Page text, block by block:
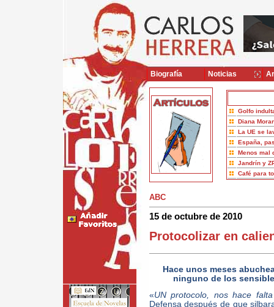
Golfo
Diana
La UE se
España,
Menos mal
Jandrín y
Café para
ABC
15 de octubre de 2010
Protocolizar en
Hace unos meses
ninguno de los
«UN protocolo, nos hace
Defensa después de que
Biografía Noticias